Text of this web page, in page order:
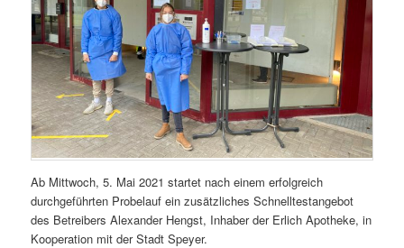
Ab Mittwoch, 5. Mai 2021 startet nach einem erfolgreich
durchgeführten Probelauf ein zusätzliches Schnelltestangebot
des Betreibers Alexander Hengst, Inhaber der Erlich Apotheke, in
Kooperation mit der Stadt Speyer.